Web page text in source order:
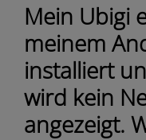
Mein Ubigi
meinem
installiert
wird kein
angezeigt.